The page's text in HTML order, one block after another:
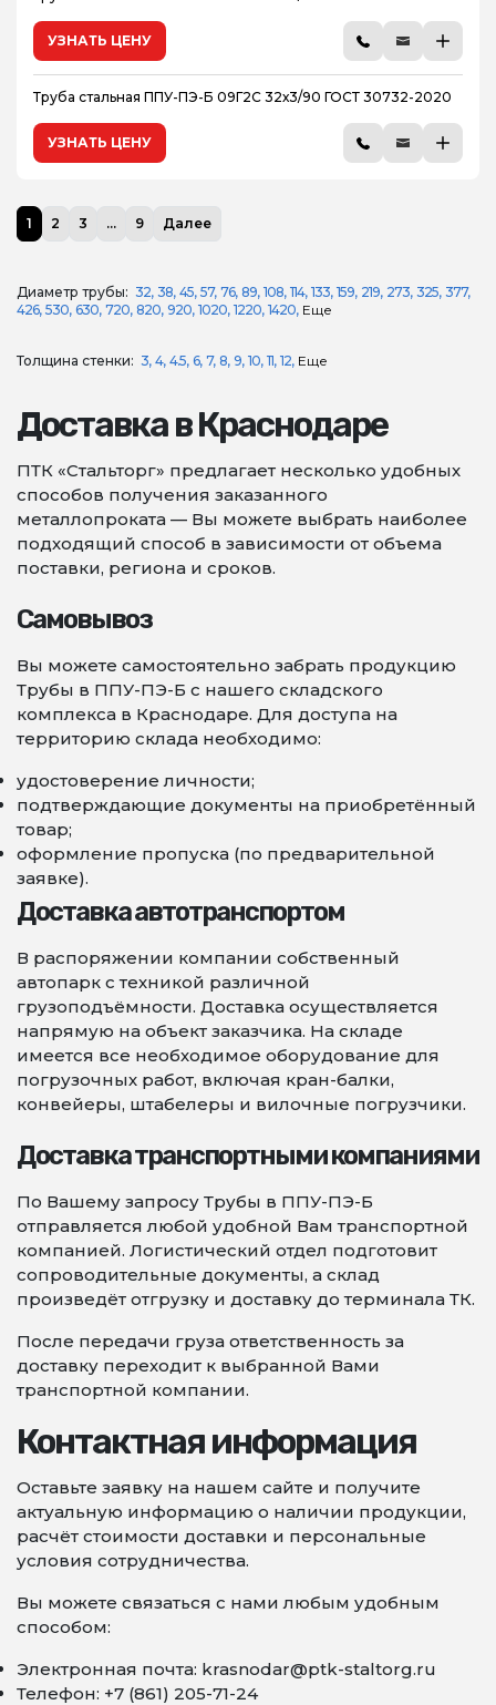
УЗНАТЬ ЦЕНУ
Труба стальная ППУ-ПЭ-Б 09Г2С 32х3/90 ГОСТ 30732-2020
УЗНАТЬ ЦЕНУ
1 2 3 ... 9 Далее
Диаметр трубы: 32 38 45 57 76 89 108 114 133 159 219 273 325 377
426 530 630 720 820 920 1020 1220 1420 Еще
Толщина стенки: 3 4 4.5 6 7 8 9 10 11 12 Еще
Доставка в Краснодаре
ПТК «Стальторг» предлагает несколько удобных
способов получения заказанного
металлопроката — Вы можете выбрать наиболее
подходящий способ в зависимости от объема
поставки, региона и сроков.
Самовывоз
Вы можете самостоятельно забрать продукцию
Трубы в ППУ-ПЭ-Б с нашего складского
комплекса в Краснодаре. Для доступа на
территорию склада необходимо:
удостоверение личности;
подтверждающие документы на приобретённый
товар;
оформление пропуска (по предварительной
заявке).
Доставка автотранспортом
В распоряжении компании собственный
автопарк с техникой различной
грузоподъёмности. Доставка осуществляется
напрямую на объект заказчика. На складе
имеется все необходимое оборудование для
погрузочных работ, включая кран-балки,
конвейеры, штабелеры и вилочные погрузчики.
Доставка транспортными компаниями
По Вашему запросу Трубы в ППУ-ПЭ-Б
отправляется любой удобной Вам транспортной
компанией. Логистический отдел подготовит
сопроводительные документы, а склад
произведёт отгрузку и доставку до терминала ТК.
После передачи груза ответственность за
доставку переходит к выбранной Вами
транспортной компании.
Контактная информация
Оставьте заявку на нашем сайте и получите
актуальную информацию о наличии продукции,
расчёт стоимости доставки и персональные
условия сотрудничества.
Вы можете связаться с нами любым удобным
способом:
Электронная почта: krasnodar@ptk-staltorg.ru
Телефон: +7 (861) 205-71-24